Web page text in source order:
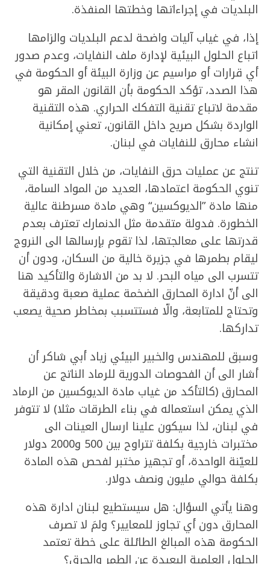
البلديات في إجراءاتها وخطتها المنفذة.
إذا، في غياب آليات واضحة لدعم البلديات والزامها
اتباع الحلول البيئية لإدارة ملف النفايات، وعدم صدور
أي قرارات أو مراسيم عن وزارة البيئة أو الحكومة في
هذا الصدد، تؤكد الحكومة بأن القانون المقر هو
مقدمة لاتباع تقنية التفكك الحراري. هذه التقنية
الواردة بشكل صريح داخل القانون، تعني إمكانية
انشاء محارق للنفايات في لبنان.
تنتج عن عمليات حرق النفايات، من خلال التقنية التي
تنوي الحكومة اعتمادها، العديد من المواد السامة،
منها مادة ”الديوكسين“ وهي مادة مسرطنة عالية
الخطورة. فدولة متقدمة مثل الدنمارك تعترف بعدم
قدرتها على معالجتها، لذا تقوم بإرسالها الى النروج
ليقام بطمرها في جزيرة خالية من السكان، ودون أن
تتسرب الى مياه البحر. لا بد من الاشارة والتأكيد هنا
الى أنّ ادارة المحارق الضخمة عملية صعبة ودقيقة
وتحتاج للمتابعة، والّا فستتسبب بمخاطر صحية يصعب
تداركها.
وسبق للمهندس والخبير البيئي زياد أبي شاكر أن
أشار الى أن الفحوصات الدورية للرماد الناتج عن
المحارق (كالتأكد من غياب مادة الديوكسين من الرماد
الذي يمكن استعماله في بناء الطرقات مثلا) لا تتوفر
في لبنان، لذا سيكون علينا ارسال العينات الى
مختبرات خارجية بكلفة تتراوح بين 500 و2000 دولار
للعيّنة الواحدة، أو تجهيز مختبر لفحص هذه المادة
بكلفة حوالي مليون ونصف دولار.
وهنا يأتي السؤال: هل سيستطيع لبنان ادارة هذه
المحارق دون أي تجاوز للمعايير؟ ولمَ لا تصرف
الحكومة هذه المبالغ الطائلة على خطة تعتمد
الحلول العلمية البعيدة عن الطمر والحرق؟